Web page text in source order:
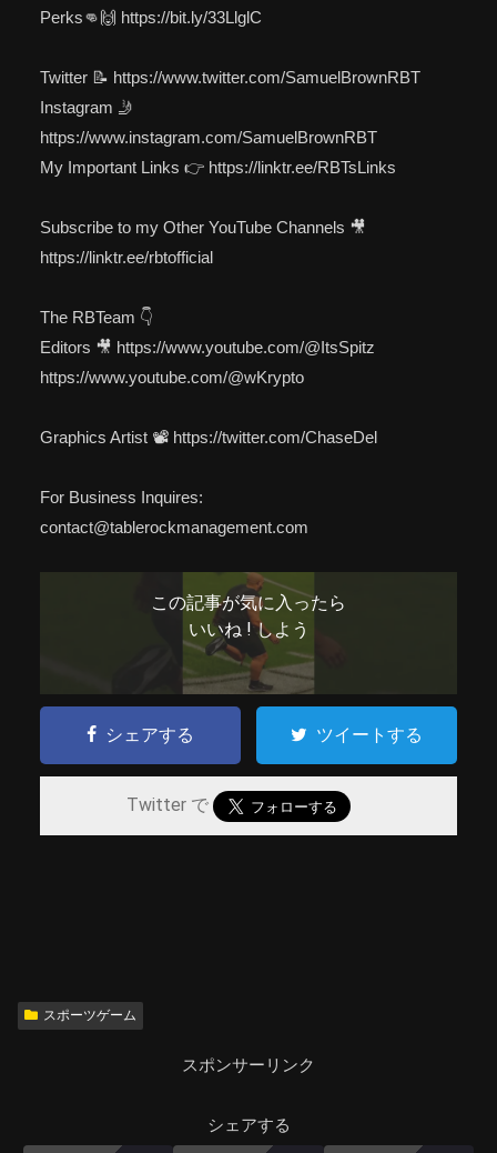
Perks👊🙌 https://bit.ly/33LlglC
Twitter 📝 https://www.twitter.com/SamuelBrownRBT
Instagram 🤳
https://www.instagram.com/SamuelBrownRBT
My Important Links 👉 https://linktr.ee/RBTsLinks
Subscribe to my Other YouTube Channels 🎥
https://linktr.ee/rbtofficial
The RBTeam 👇
Editors 🎥 https://www.youtube.com/@ItsSpitz
https://www.youtube.com/@wKrypto
Graphics Artist 📽️ https://twitter.com/ChaseDel
For Business Inquires:
contact@tablerockmanagement.com
この記事が気に入ったら
いいね ! しよう
シェアする ツイートする
Twitter で
スポーツゲーム
スポンサーリンク
シェアする